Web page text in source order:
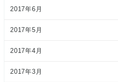
2017年6月
2017年5月
2017年4月
2017年3月